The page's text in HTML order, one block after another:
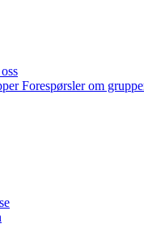
Forespørsler om